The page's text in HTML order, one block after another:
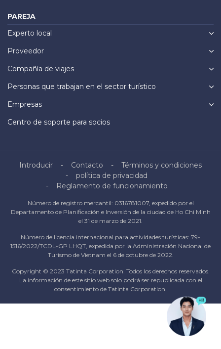
PAREJA
Experto local
Proveedor
Compañía de viajes
Personas que trabajan en el sector turístico
Empresas
Centro de soporte para socios
Introducir Contacto
Términos y condiciones
política de privacidad
Reglamento de funcionamiento
Número de registro mercantil: 0316781007, expedido por el
Departamento de Planificación e Inversión de la ciudad de Ho Chi Minh
el 31 de marzo de 2021.
Número de licencia internacional para actividades turísticas: 79-
1516/2022/TCDL-GP LHQT, expedida por la Administración Nacional de
Turismo de Vietnam el 6 de octubre de 2022.
Copyright © 2023 Tatinta Corporation. Todos los derechos reservados.
La información de este sitio web solo podrá ser republicada con el
consentimiento de Tatinta Corporation.